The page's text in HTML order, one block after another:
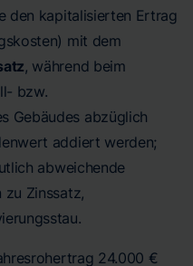
den kapitalisierten Ertrag
mit dem
, während beim
bzw.
Gebäudes abzüglich
addiert werden;
abweichende
zu Zinssatz,
24.000 €